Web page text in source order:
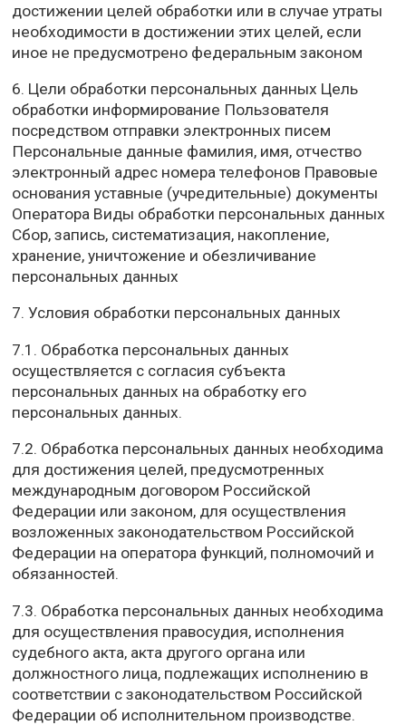
достижении целей обработки или в случае утраты
необходимости в достижении этих целей, если
иное не предусмотрено федеральным законом
6. Цели обработки персональных данных Цель
обработки информирование Пользователя
посредством отправки электронных писем
Персональные данные фамилия, имя, отчество
электронный адрес номера телефонов Правовые
основания уставные (учредительные) документы
Оператора Виды обработки персональных данных
Сбор, запись, систематизация, накопление,
хранение, уничтожение и обезличивание
персональных данных
7. Условия обработки персональных данных
7.1. Обработка персональных данных
осуществляется с согласия субъекта
персональных данных на обработку его
персональных данных.
7.2. Обработка персональных данных необходима
для достижения целей, предусмотренных
международным договором Российской
Федерации или законом, для осуществления
возложенных законодательством Российской
Федерации на оператора функций, полномочий и
обязанностей.
7.3. Обработка персональных данных необходима
для осуществления правосудия, исполнения
судебного акта, акта другого органа или
должностного лица, подлежащих исполнению в
соответствии с законодательством Российской
Федерации об исполнительном производстве.